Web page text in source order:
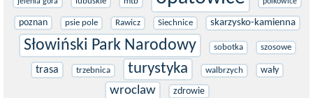
poznan psie pole Rawicz Siechnice skarzysko-kamienna
Słowiński Park Narodowy sobotka szosowe
trasa trzebnica turystyka walbrzych wały
wroclaw zdrowie